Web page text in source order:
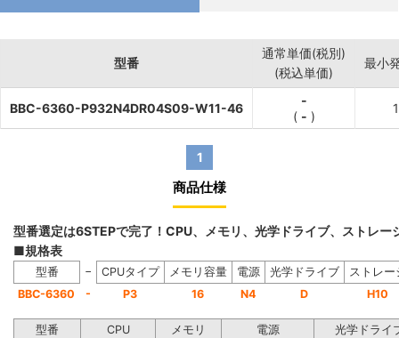
型番
通常単価(税別)
(税込単価)
最小
BBC-6360-P932N4DR04S09-W11-46
-
( - )
1
商品仕様
型番選定は6STEPで完了！CPU、メモリ、光学ドライブ、ストレ
■規格表
型番 − CPUタイプ メモリ容量 電源 光学ドライブ
ストレー
BBC-6360
- P3 16 N4 D H10
型番 CPU メモリ 電源 光学ドライ